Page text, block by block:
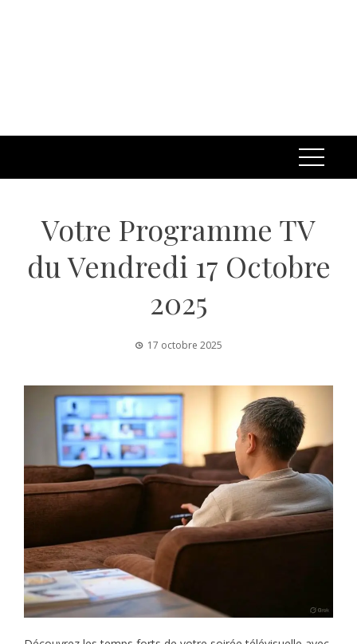
Votre Programme TV
du Vendredi 17 Octobre
2025
17 octobre 2025